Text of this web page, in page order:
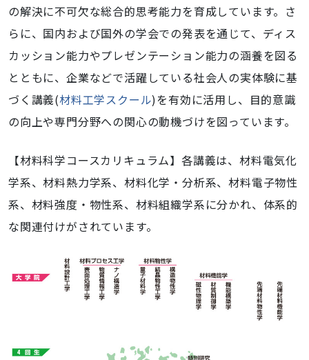
の解決に不可欠な総合的思考能力を育成しています。さ
らに、国内および国外の学会での発表を通じて、ディス
カッション能力やプレゼンテーション能力の涵養を図る
とともに、企業などで活躍している社会人の実体験に基
づく講義(材料工学スクール)を有効に活用し、目的意識
の向上や専門分野への関心の動機づけを図っています。
【材料科学コースカリキュラム】各講義は、材料電気化
学系、材料熱力学系、材料化学・分析系、材料電子物性
系、材料強度・物性系、材料組織学系に分かれ、体系的
な関連付けがされています。